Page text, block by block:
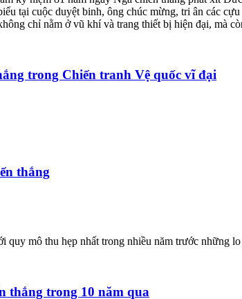
tại cuộc duyệt binh, ông chúc mừng, tri ân các
chỉ nằm ở vũ khí và trang thiết bị hiện đại, mà
trong Chiến tranh Vệ quốc vĩ đại
thắng
mô thu hẹp nhất trong nhiều năm trước những
thắng trong 10 năm qua